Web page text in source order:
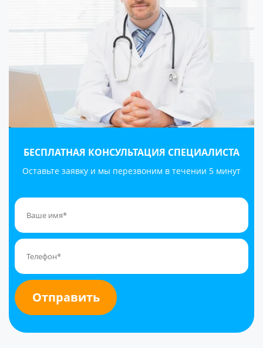
БЕСПЛАТНАЯ КОНСУЛЬТАЦИЯ СПЕЦИАЛИСТА
Оставьте заявку и мы перезвоним в течении 5 минут